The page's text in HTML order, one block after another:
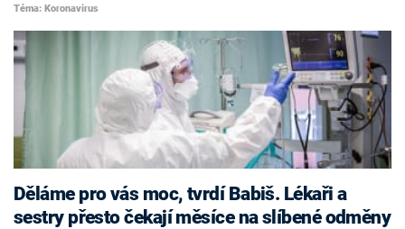
Téma: Koronavirus
Děláme pro vás moc, tvrdí Babiš. Lékaři a
sestry přesto čekají měsíce na slíbené odměny